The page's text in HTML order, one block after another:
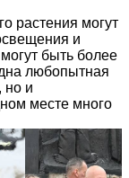
растения могут
и
быть более
любопытная
но и
месте много